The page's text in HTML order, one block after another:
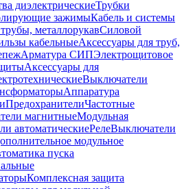
диэлектрическиеТрубки
зажимыКабель и системы
металлорукавСиловой
кабельныеАксессуары для труб,
Арматура СИПЭлектрощитовое
Аксессуары для
Выключатели
Аппаратура
ПредохранителиЧастотные
магнитныеМодульная
автоматическиеРелеВыключатели
модульное
пуска
Комплексная защита